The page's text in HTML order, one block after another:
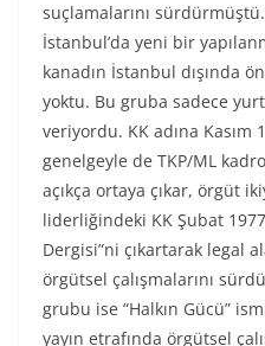
suçlamalarını
İstanbul’da yeni bir
kanadın İstanbul dışında
yoktu. Bu gruba sadece
veriyordu. KK adına Kasım
genelgeyle de TKP/ML
açıkça ortaya çıkar, örgüt
liderliğindeki KK Şubat 1977
Dergisi”ni çıkartarak legal
örgütsel çalışmalarını
grubu ise “Halkın Gücü”
yayın etrafında örgütsel